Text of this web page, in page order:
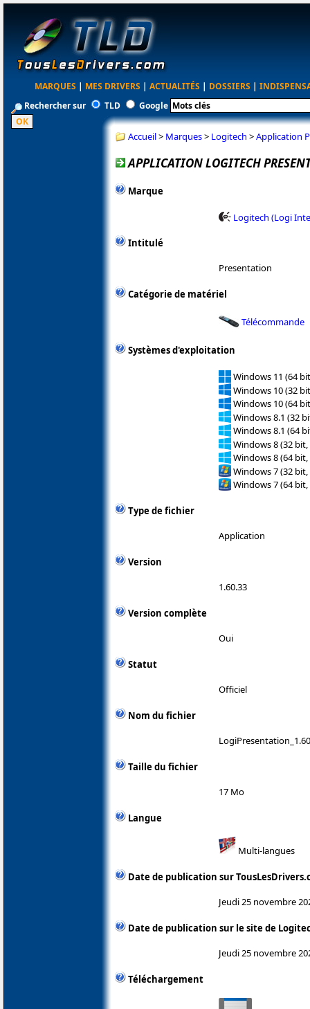
MARQUES | MES DRIVERS | ACTUALITÉS | DOSSIERS |
Rechercher sur
TLD Google
Accueil> Marques> Logitech >Application
APPLICATION LOGITECH
Marque
Logitech (Logi
Intitulé
Presentation
Catégorie de matériel
Télécommande
Systèmes d'exploitation
Windows 11 (64
Windows 10 (32
Windows 10 (64
Windows 8.1 (32
Windows 8.1 (64
Windows 8 (32 bit,
Windows 8 (64 bit,
Windows 7 (32 bit,
Windows 7 (64 bit,
Type de fichier
Application
Version
1.60.33
Version complète
Oui
Statut
Officiel
Nom du fichier
Taille du fichier
17 Mo
Langue
Multi-langues
Date de publication sur
Jeudi 25 novembre
Date de publication sur le site de
Jeudi 25 novembre
Téléchargement